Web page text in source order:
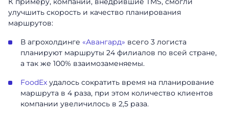
улучшить скорость и качество планирования
маршрутов:
В агрохолдинге «Авангард» всего 3 логиста
планируют маршруты 24 филиалов по всей стране,
а так же 100% взаимозаменяемы.
FoodEx удалось сократить время на планирование
маршрута в 4 раза, при этом количество клиентов
компании увеличилось в 2,5 раза.